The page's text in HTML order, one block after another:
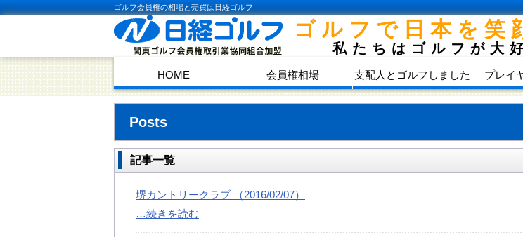
ゴルフ会員権の相場と売買は日経ゴルフ
ゴルフで日本を笑
私たちはゴルフが大
HOME 会員権相場 支配人とゴルフしました プレイ
Posts
記事一覧
堺カントリークラブ （2016/02/07）
…続きを読む